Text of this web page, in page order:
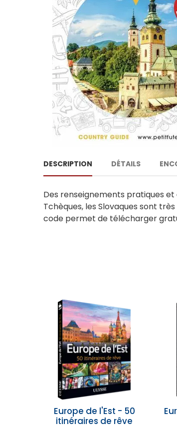
DESCRIPTION DÉTAILS
Des renseignements pratiques
Tchèques, les Slovaques sont
code permet de télécharger
Europe de l'Est - 50
itinéraires de rêve